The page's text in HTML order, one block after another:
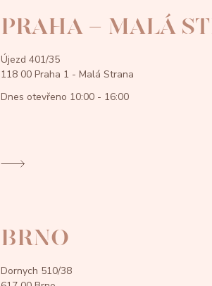
PRAHA - MALÁ
Újezd 401/35
118 00 Praha 1 - Malá Strana
Dnes otevřeno 10:00 - 16:00
BRNO
Dornych 510/38